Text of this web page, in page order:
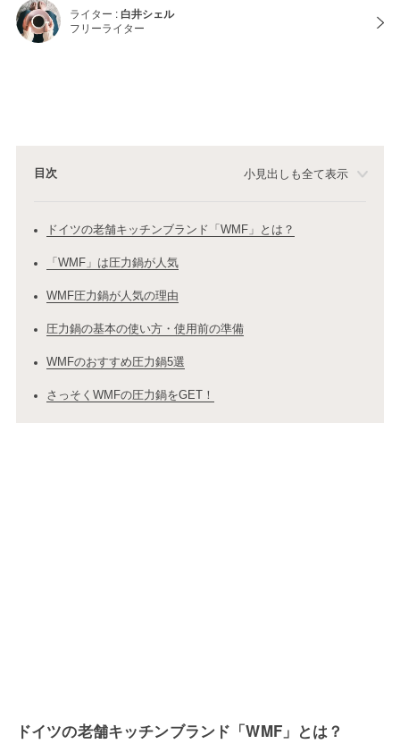
ライター : 白井シェル
フリーライター
目次 小見出しも全て表示
ドイツの老舗キッチンブランド「WMF」とは？
「WMF」は圧力鍋が人気
WMF圧力鍋が人気の理由
圧力鍋の基本の使い方・使用前の準備
WMFのおすすめ圧力鍋5選
さっそくWMFの圧力鍋をGET！
ドイツの老舗キッチンブランド「WMF」とは？